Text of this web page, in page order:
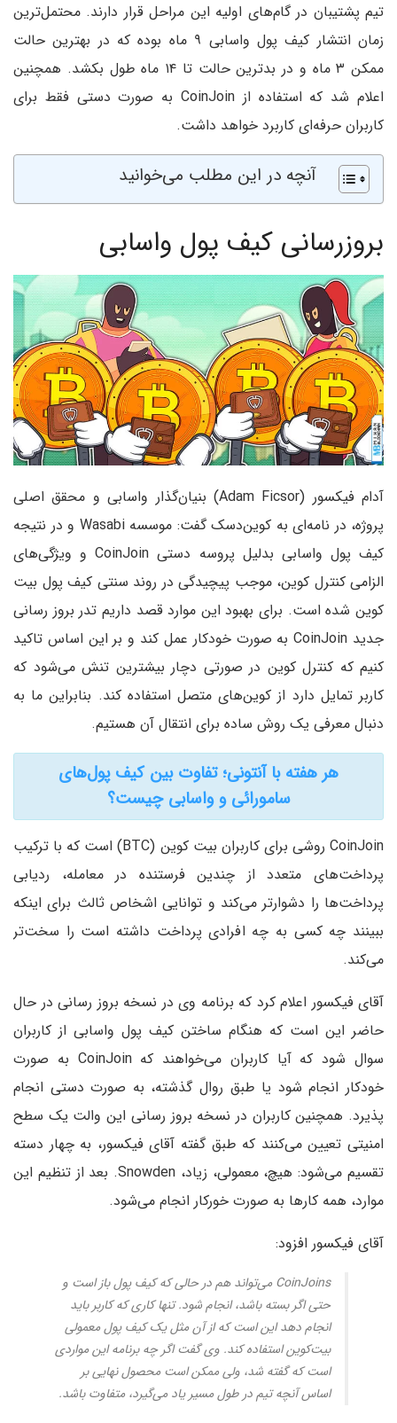
تیم پشتیبان در گام‌های اولیه این مراحل قرار دارند. محتمل‌ترین
زمان انتشار کیف پول واسابی ۹ ماه بوده که در بهترین حالت
ممکن ۳ ماه و در بدترین حالت تا ۱۴ ماه طول بکشد. همچنین
اعلام شد که استفاده از CoinJoin به صورت دستی فقط برای
کاربران حرفه‌ای کاربرد خواهد داشت.
آنچه در این مطلب می‌خوانید
بروزرسانی کیف پول واسابی
آدام فیکسور (Adam Ficsor) بنیان‌گذار واسابی و محقق اصلی
پروژه، در نامه‌ای به کوین‌دسک گفت: موسسه Wasabi و در نتیجه
کیف پول واسابی بدلیل پروسه دستی CoinJoin و ویژگی‌های
الزامی کنترل کوین، موجب پیچیدگی در روند سنتی کیف پول بیت
کوین شده است. برای بهبود این موارد قصد داریم تدر بروز رسانی
جدید CoinJoin به صورت خودکار عمل کند و بر این اساس تاکید
کنیم که کنترل کوین در صورتی دچار بیشترین تنش می‌شود که
کاربر تمایل دارد از کوین‌های متصل استفاده کند. بنابراین ما به
دنبال معرفی یک روش ساده برای انتقال آن هستیم.
هر هفته با آنتونی؛ تفاوت بین کیف پول‌های
سامورائی و واسابی چیست؟
CoinJoin روشی برای کاربران بیت کوین (BTC) است که با ترکیب
پرداخت‌های متعدد از چندین فرستنده در معامله، ردیابی
پرداخت‌ها را دشوارتر می‌کند و توانایی اشخاص ثالث برای اینکه
ببینند چه کسی به چه افرادی پرداخت داشته است را سخت‌تر
می‌کند.
آقای فیکسور اعلام کرد که برنامه وی در نسخه بروز رسانی در حال
حاضر این است که هنگام ساختن کیف پول واسابی از کاربران
سوال شود که آیا کاربران می‌خواهند که CoinJoin به صورت
خودکار انجام شود یا طبق روال گذشته، به صورت دستی انجام
پذیرد. همچنین کاربران در نسخه بروز رسانی این والت یک سطح
امنیتی تعیین می‌کنند که طبق گفته آقای فیکسور، به چهار دسته
تقسیم می‌شود: هیچ، معمولی، زیاد، Snowden. بعد از تنظیم این
موارد، همه کارها به صورت خورکار انجام می‌شود.
آقای فیکسور افزود:
CoinJoins می‌تواند هم در حالی که کیف پول باز است و
حتی اگر بسته باشد، انجام شود. تنها کاری که کاربر باید
انجام دهد این است که از آن مثل یک کیف پول معمولی
بیت‌کوین استفاده کند. وی گفت اگر چه برنامه این مواردی
است که گفته شد، ولی ممکن است محصول نهایی بر
اساس آنچه تیم در طول مسیر یاد می‌گیرد، متفاوت باشد.